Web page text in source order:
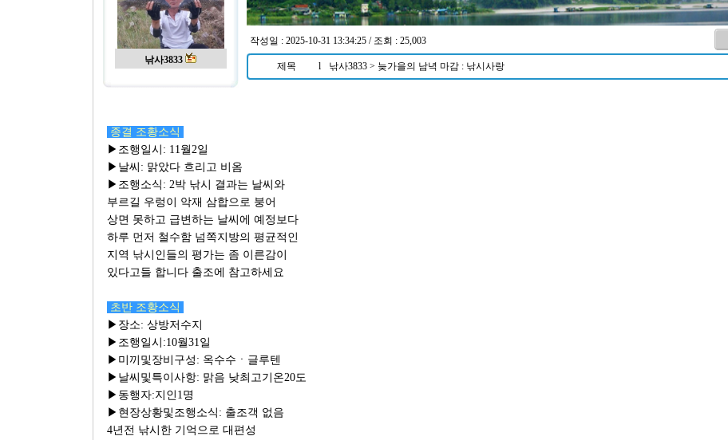
낚사3833
작성일 : 2025-10-31 13:34:25 / 조회 : 25,003
제목 l 낚사3833 > 늦가을의 남녁 마감 : 낚시사랑
종결 조황소식
▶조행일시: 11월2일
▶날씨: 맑았다 흐리고 비옴
▶조행소식: 2박 낚시 결과는 날씨와
부르길 우렁이 악재 삼합으로 붕어
상면 못하고 급변하는 날씨에 예정보다
하루 먼저 철수함 넘쪽지방의 평균적인
지역 낚시인들의 평가는 좀 이른감이
있다고들 합니다 출조에 참고하세요
초반 조황소식
▶장소: 상방저수지
▶조행일시:10월31일
▶미끼및장비구성: 옥수수ㆍ글루텐
▶날씨및특이사항: 맑음 낮최고기온20도
▶동행자:지인1명
▶현장상황및조행소식: 출조객 없음
4년전 낚시한 기억으로 대편성